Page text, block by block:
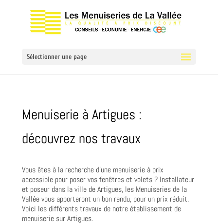
Sélectionner une page
Menuiserie à Artigues :
découvrez nos travaux
Vous êtes à la recherche d’une menuiserie à prix
accessible pour poser vos fenêtres et volets ? Installateur
et poseur dans la ville de Artigues, les Menuiseries de la
Vallée vous apporteront un bon rendu, pour un prix réduit.
Voici les différents travaux de notre établissement de
menuiserie sur Artigues.